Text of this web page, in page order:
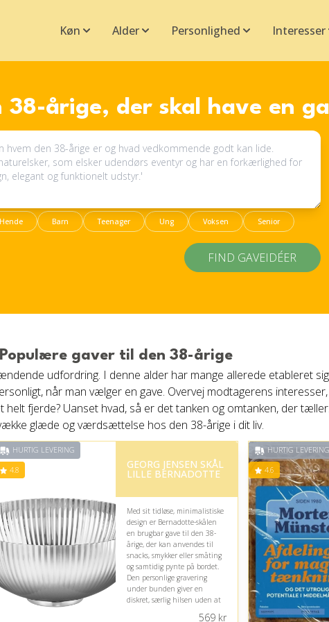
Køn Alder Personlighed Interesser
38-årige, der skal have en
Hende Barn Teenager Ung Voksen Senior
FIND GAVEIDÉER
Populære gaver til den 38-årige
udfordring. I denne alder har mange allerede etableret
når man vælger en gave. Overvej modtagerens
fjerde? Uanset hvad, så er det tanken og omtanken, der
glæde og værdsættelse hos den 38-årige i dit liv.
HURTIG LEVERING
4.8 GEORG JENSEN SKÅL
LILLE BERNADOTTE
Med sit tidløse, minimalistiske
design er Bernadotte-skålen
en brugbar gave til den 38-
årige, der kan anvendes til
snacks, smykker eller småting
og samtidig pynte på bordet.
Den personlige gravering
under bunden giver en
diskret, særlig hilsen uden at
569kr
HURTIG LEVERING
4.6